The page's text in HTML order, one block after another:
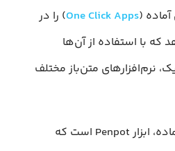
(
One Click Apps) را در
که با استفاده از آن‌ها
نرم‌افزارهای متن‌باز مختلف
یکی از این برنامه‌های آماده، ابزار Penpot است که